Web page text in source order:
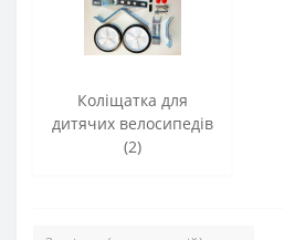
Коліщатка для
дитячих велосипедів
(2)